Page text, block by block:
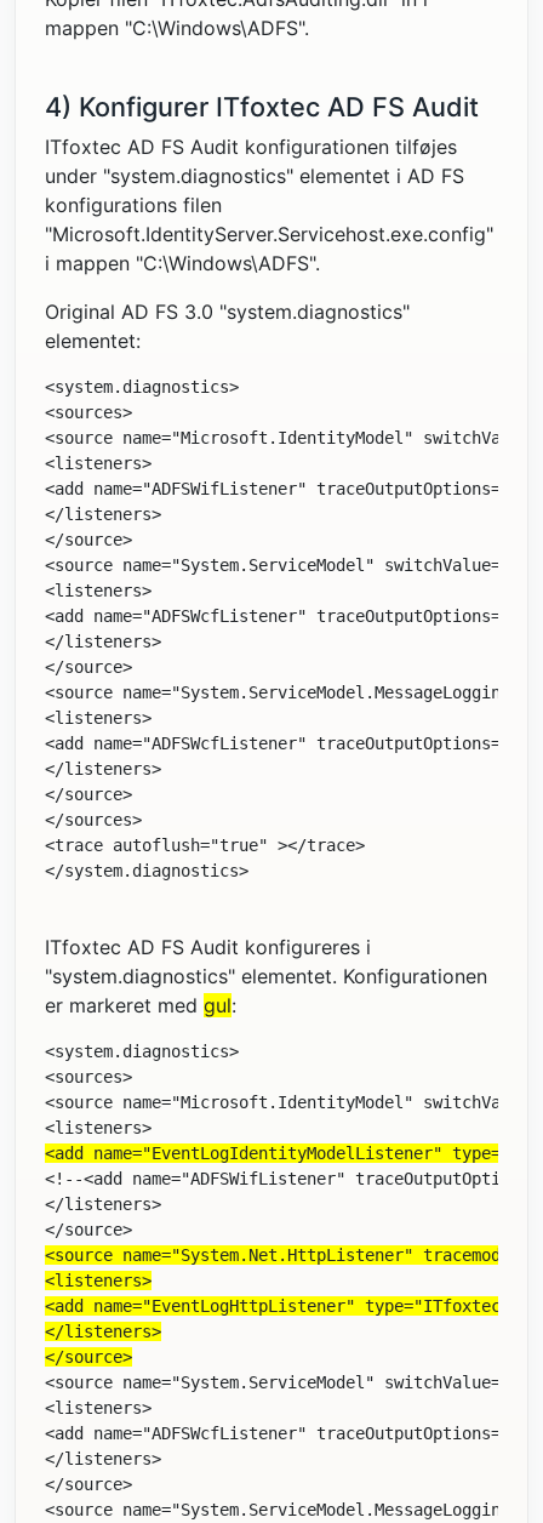
mappen "C:\Windows\ADFS".
4) Konfigurer ITfoxtec AD FS Audit
ITfoxtec AD FS Audit konfigurationen tilføjes
under "system.diagnostics" elementet i AD FS
konfigurations filen
"Microsoft.IdentityServer.Servicehost.exe.config"
i mappen "C:\Windows\ADFS".
Original AD FS 3.0 "system.diagnostics"
elementet:
<system.diagnostics>
<sources>
<source name="Microsoft.IdentityModel" switchValue
<listeners>
<add name="ADFSWifListener" traceOutputOptions
</listeners>
</source>
<source name="System.ServiceModel" switchValue
<listeners>
<add name="ADFSWcfListener" traceOutputOptions
</listeners>
</source>
<source name="System.ServiceModel.MessageLogging"
<listeners>
<add name="ADFSWcfListener" traceOutputOptions
</listeners>
</source>
</sources>
<trace autoflush="true" ></trace>
</system.diagnostics>
ITfoxtec AD FS Audit konfigureres i
"system.diagnostics" elementet. Konfigurationen
er markeret med gul:
<system.diagnostics>
<sources>
<source name="Microsoft.IdentityModel" switchValue
<listeners>
<add name="EventLogIdentityModelListener" type
<!--<add name="ADFSWifListener"
</listeners>
</source>
<source name="System.Net.HttpListener" tracemode
<listeners>
<add name="EventLogHttpListener" type
</listeners>
</source>
<source name="System.ServiceModel" switchValue
<listeners>
<add name="ADFSWcfListener" traceOutputOptions
</listeners>
</source>
<source name="System.ServiceModel.MessageLogging"